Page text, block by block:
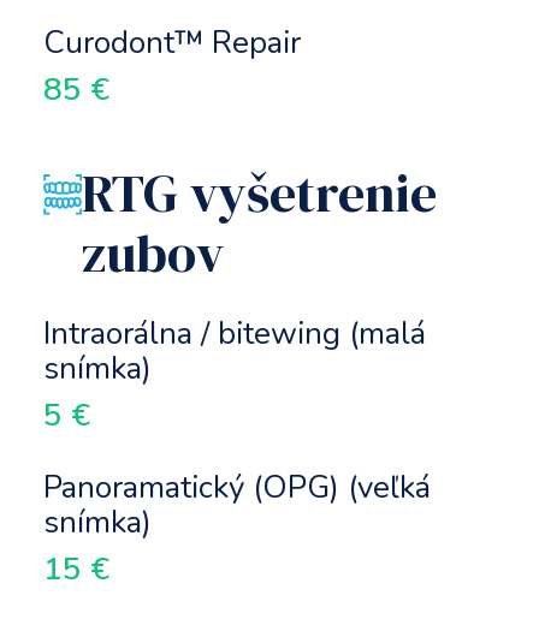
Curodont™ Repair
85 €
RTG vyšetrenie
zubov
Intraorálna / bitewing (malá
snímka)
5 €
Panoramatický (OPG) (veľká
snímka)
15 €